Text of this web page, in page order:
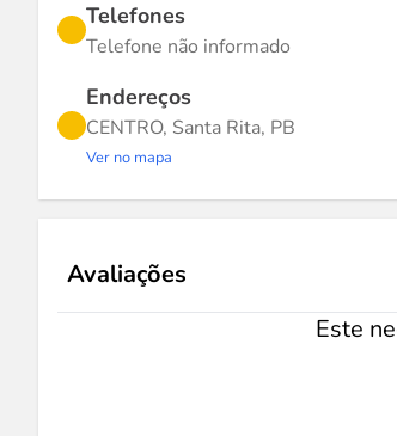
Telefones
Telefone não informado
Endereços
CENTRO, Santa Rita, PB
Ver no mapa
Avaliações
Este